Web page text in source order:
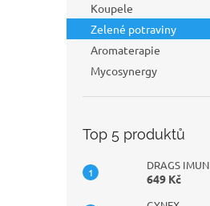
Koupele
Zelené potraviny
Aromaterapie
Mycosynergy
Top 5 produktů
DRAGS IMUN
649 Kč